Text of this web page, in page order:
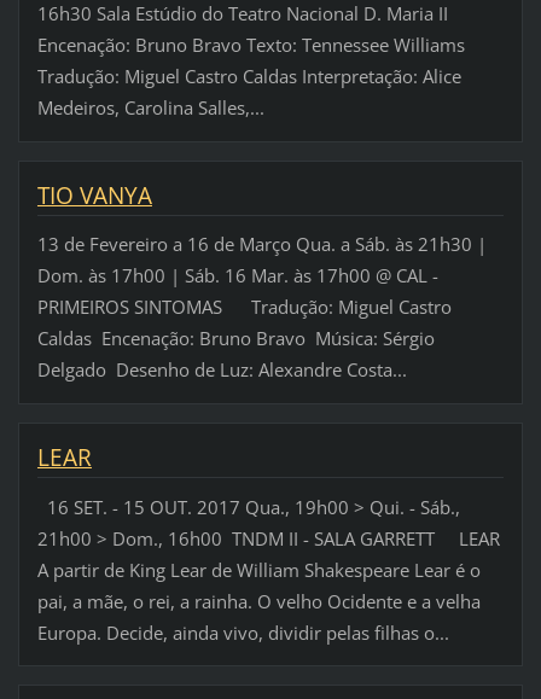
16h30 Sala Estúdio do Teatro Nacional D. Maria II
Encenação: Bruno Bravo Texto: Tennessee Williams
Tradução: Miguel Castro Caldas Interpretação: Alice
Medeiros, Carolina Salles,...
TIO VANYA
13 de Fevereiro a 16 de Março Qua. a Sáb. às 21h30 |
Dom. às 17h00 | Sáb. 16 Mar. às 17h00 @ CAL -
PRIMEIROS SINTOMAS Tradução: Miguel Castro
Caldas Encenação: Bruno Bravo Música: Sérgio
Delgado Desenho de Luz: Alexandre Costa...
LEAR
16 SET. - 15 OUT. 2017 Qua., 19h00 > Qui. - Sáb.,
21h00 > Dom., 16h00 TNDM II - SALA GARRETT LEAR
A partir de King Lear de William Shakespeare Lear é o
pai, a mãe, o rei, a rainha. O velho Ocidente e a velha
Europa. Decide, ainda vivo, dividir pelas filhas o...